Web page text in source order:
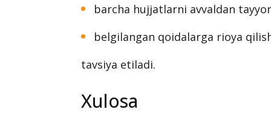
barcha hujjatlarni avvaldan
belgilangan qoidalarga rioya
tavsiya etiladi.
Xulosa